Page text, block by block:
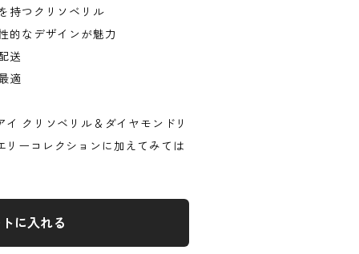
持つクリソベリル
的なデザインが魅力
送
適
クリソベリル＆ダイヤモンドリ
リーコレクションに加えてみては
に入れる